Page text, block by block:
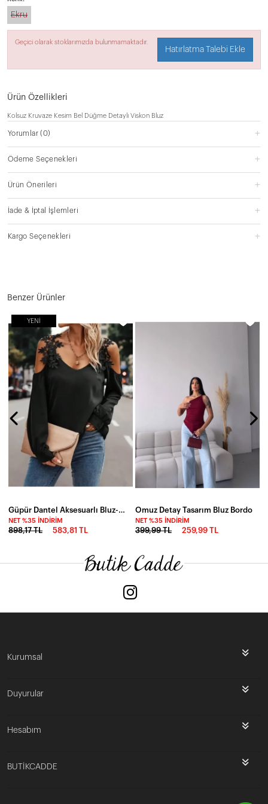
Ekru
Geçici olarak stoklarımızda bulunmamaktadır.
Hatırlatma Talebi Ekle
Ürün Özellikleri
Kolsuz Kruvaze Kesim Bel Düğme Detaylı Viskon Bluz
Yorumlar(0)
Ödeme Seçenekleri
Ürün Önerileri
İade & İptal İşlemleri
Kargo Seçenekleri
Benzer Ürünler
YENI
Güpür Dantel Aksesuarlı Bluz-bbl109
NET %35 İNDIRIM
898,17 TL 583,81 TL
Omuz Detay Tasarım Bluz Bordo
NET %35 İNDIRIM
399,99 TL 259,99 TL
Kurumsal
Duyurular
Hesabım
BUTİKCADDE